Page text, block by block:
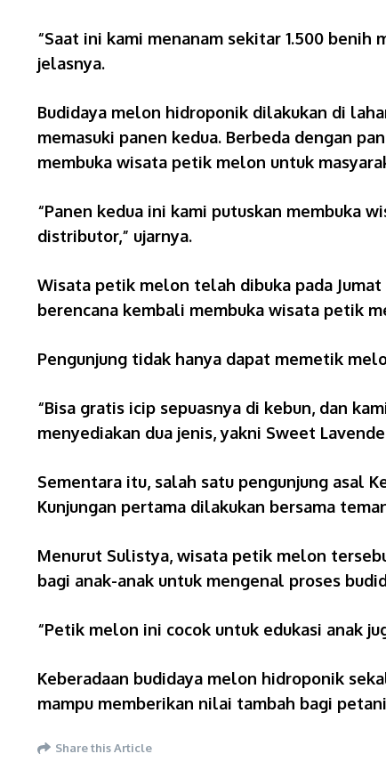
“Saat ini kami menanam sekitar 1.500 benih
jelasnya.
Budidaya melon hidroponik dilakukan di
memasuki panen kedua. Berbeda dengan
membuka wisata petik melon untuk
“Panen kedua ini kami putuskan membuka
distributor,” ujarnya.
Wisata petik melon telah dibuka pada Jumat
berencana kembali membuka wisata petik
Pengunjung tidak hanya dapat memetik
“Bisa gratis icip sepuasnya di kebun, dan
menyediakan dua jenis, yakni Sweet
Sementara itu, salah satu pengunjung asal
Kunjungan pertama dilakukan bersama
Menurut Sulistya, wisata petik melon
bagi anak-anak untuk mengenal proses
“Petik melon ini cocok untuk edukasi anak
Keberadaan budidaya melon hidroponik
mampu memberikan nilai tambah bagi
Share this Article